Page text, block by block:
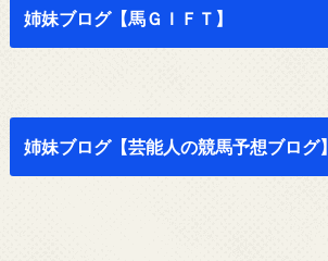
姉妹ブログ【馬ＧＩＦＴ】
姉妹ブログ【芸能人の競馬予想ブログ】